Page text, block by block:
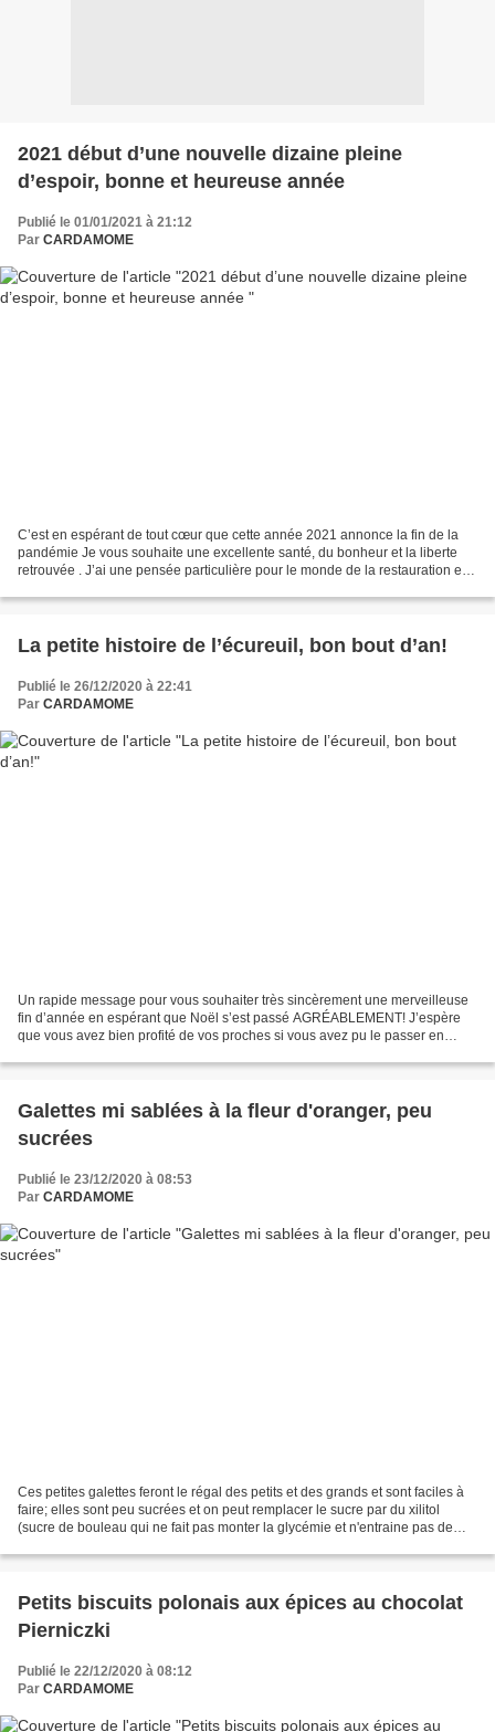
2021 début d’une nouvelle dizaine pleine
d’espoir, bonne et heureuse année
Publié le 01/01/2021 à 21:12
Par CARDAMOME
C’est en espérant de tout cœur que cette année 2021 annonce la fin de la
pandémie Je vous souhaite une excellente santé, du bonheur et la liberte
retrouvée . J’ai une pensée particulière pour le monde de la restauration et
La petite histoire de l’écureuil, bon bout d’an!
Publié le 26/12/2020 à 22:41
Par CARDAMOME
Un rapide message pour vous souhaiter très sincèrement une merveilleuse
fin d’année en espérant que Noël s’est passé AGRÉABLEMENT! J’espère
que vous avez bien profité de vos proches si vous avez pu le passer en
Galettes mi sablées à la fleur d'oranger, peu
sucrées
Publié le 23/12/2020 à 08:53
Par CARDAMOME
Ces petites galettes feront le régal des petits et des grands et sont faciles à
faire; elles sont peu sucrées et on peut remplacer le sucre par du xilitol
(sucre de bouleau qui ne fait pas monter la glycémie et n'entraine pas de
Petits biscuits polonais aux épices au chocolat
Pierniczki
Publié le 22/12/2020 à 08:12
Par CARDAMOME